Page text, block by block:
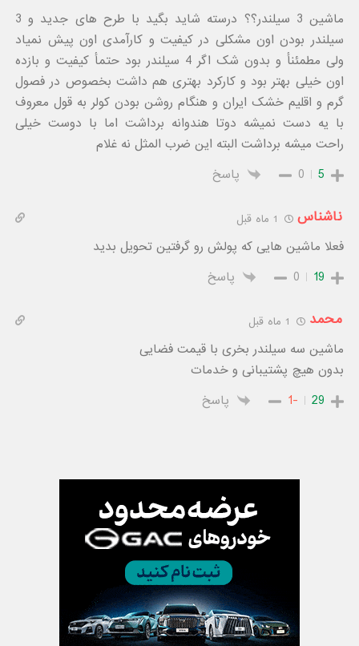
ماشین 3 سیلندر؟؟ درسته شاید بگید با طرح های جدید و 3
سیلندر بودن اون مشکلی در کیفیت و کارآمدی اون پیش نمیاد
ولی مطمئنأ و بدون شک اگر 4 سیلندر بود حتمأ کیفیت و بازده
اون خیلی بهتر بود و کارکرد بهتری هم داشت بخصوص در فصول
گرم و اقلیم خشک ایران و هنگام روشن بودن کولر به قول معروف
با یه دست نمیشه دوتا هندوانه برداشت اما با دوست خیلی
راحت میشه برداشت البته این ضرب المثل نه غلام
5
0 پاسخ
ناشناس
فعلا ماشین هایی که پولش رو گرفتین تحویل بدید
19
0 پاسخ
محمد
ماشین سه سیلندر بخری با قیمت فضایی
بدون هیچ پشتیبانی و خدمات
29
-1 پاسخ